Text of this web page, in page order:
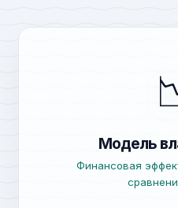
Модель
Финансовая